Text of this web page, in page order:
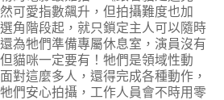
可愛指數飆升，但拍攝難度也加
角階段起，就只鎖定主人可以隨時
為牠們準備專屬休息室，演員沒有
貓咪一定要有！牠們是領域性動
對這麼多人，還得完成各種動作，
們安心拍攝，工作人員會不時用零